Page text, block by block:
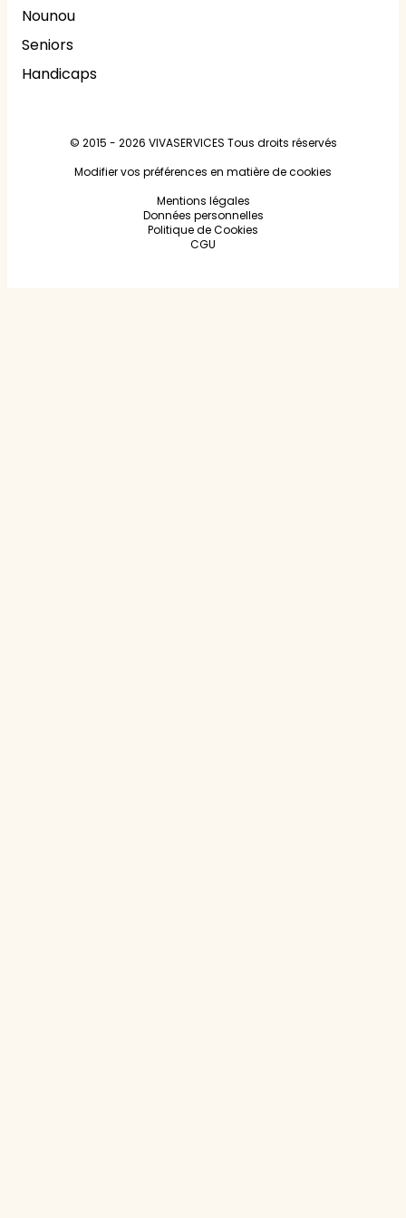
Nounou
Seniors
Handicaps
© 2015 - 2026 VIVASERVICES Tous droits réservés
Modifier vos préférences en matière de cookies
Mentions légales
Données personnelles
Politique de Cookies
CGU